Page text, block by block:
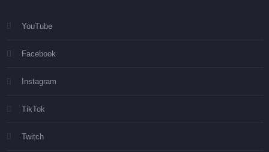
YouTube
Facebook
Instagram
TikTok
Twitch